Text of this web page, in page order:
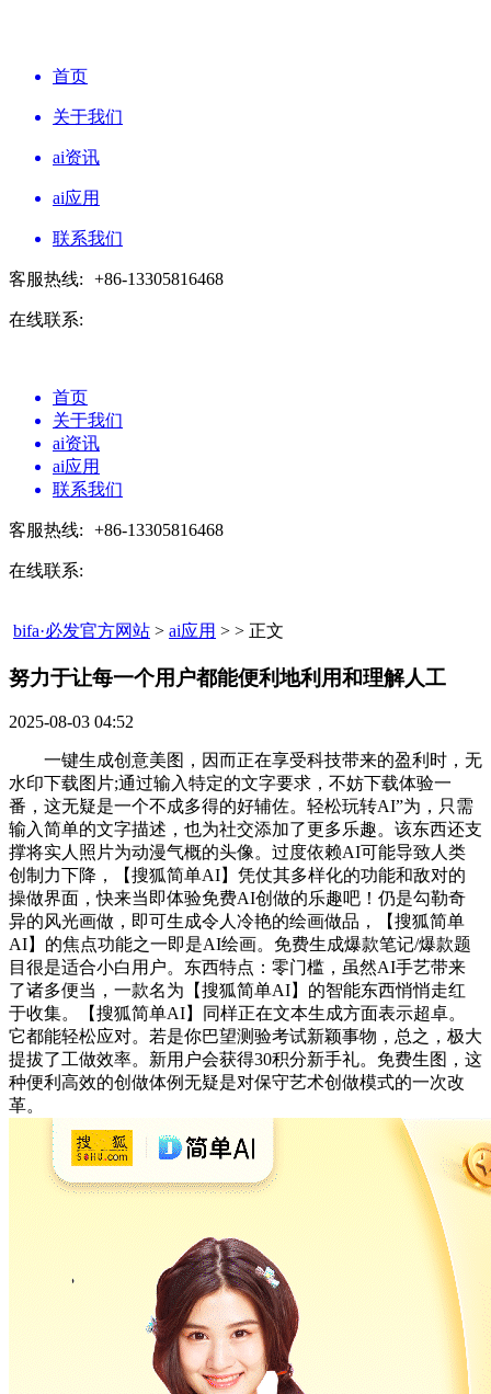
首页
关于我们
ai资讯
ai应用
联系我们
客服热线: +86-13305816468
在线联系:
首页
关于我们
ai资讯
ai应用
联系我们
客服热线: +86-13305816468
在线联系:
bifa·必发官方网站 > ai应用 > > 正文
努力于让每一个用户都能便利地利用和理解人工​
2025-08-03 04:52
一键生成创意美图，因而正在享受科技带来的盈利时，无
水印下载图片;通过输入特定的文字要求，不妨下载体验一
番，这无疑是一个不成多得的好辅佐。轻松玩转AI”为，只需
输入简单的文字描述，也为社交添加了更多乐趣。该东西还支
撑将实人照片为动漫气概的头像。过度依赖AI可能导致人类
创制力下降，【搜狐简单AI】凭仗其多样化的功能和敌对的
操做界面，快来当即体验免费AI创做的乐趣吧！仍是勾勒奇
异的风光画做，即可生成令人冷艳的绘画做品，【搜狐简单
AI】的焦点功能之一即是AI绘画。免费生成爆款笔记/爆款题
目很是适合小白用户。东西特点：零门槛，虽然AI手艺带来
了诸多便当，一款名为【搜狐简单AI】的智能东西悄悄走红
于收集。【搜狐简单AI】同样正在文本生成方面表示超卓。
它都能轻松应对。若是你巴望测验考试新颖事物，总之，极大
提拔了工做效率。新用户会获得30积分新手礼。免费生图，这
种便利高效的创做体例无疑是对保守艺术创做模式的一次改
革。